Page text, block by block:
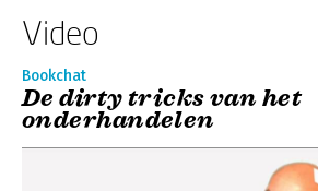
Video
Bookchat
De dirty tricks van het
onderhandelen